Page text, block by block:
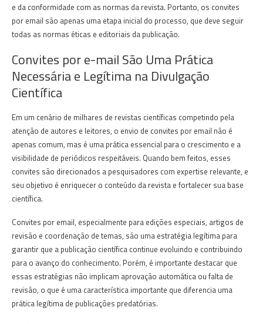
e da conformidade com as normas da revista. Portanto, os convites
por email são apenas uma etapa inicial do processo, que deve seguir
todas as normas éticas e editoriais da publicação.
Convites por e-mail São Uma Prática
Necessária e Legítima na Divulgação
Científica
Em um cenário de milhares de revistas científicas competindo pela
atenção de autores e leitores, o envio de convites por email não é
apenas comum, mas é uma prática essencial para o crescimento e a
visibilidade de periódicos respeitáveis. Quando bem feitos, esses
convites são direcionados a pesquisadores com expertise relevante, e
seu objetivo é enriquecer o conteúdo da revista e fortalecer sua base
científica.
Convites por email, especialmente para edições especiais, artigos de
revisão e coordenação de temas, são uma estratégia legítima para
garantir que a publicação científica continue evoluindo e contribuindo
para o avanço do conhecimento. Porém, é importante destacar que
essas estratégias não implicam aprovação automática ou falta de
revisão, o que é uma característica importante que diferencia uma
prática legítima de publicações predatórias.